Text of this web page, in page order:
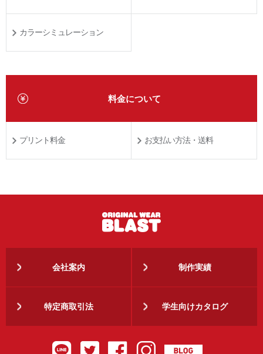
カラーシミュレーション
料金について
プリント料金 お支払い方法・送料
会社案内 制作実績
特定商取引法 学生向けカタログ